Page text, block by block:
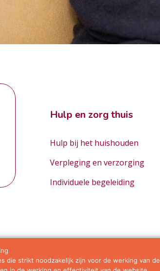
Hulp en zorg thuis
Hulp bij het huishouden
Verpleging en verzorging
Individuele begeleiding
die strikt noodzakelijk zijn voor de werking van de